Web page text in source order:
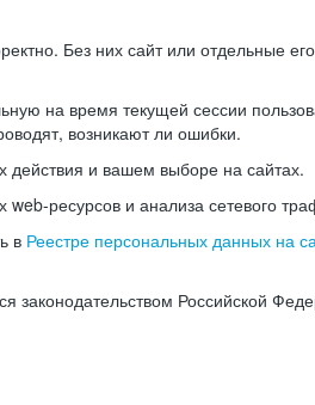
Без них сайт или отдельные
на время текущей сессии
возникают ли ошибки.
и вашем выборе на сайтах.
ресурсов и анализа сетевого
в Реестре персональных данных на
законодательством Российской